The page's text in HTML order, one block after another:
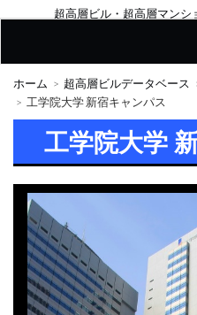
超高層ビル・超高層マンシ
ホーム 超高層ビルデータベース
工学院大学 新宿キャンパス
工学院大学